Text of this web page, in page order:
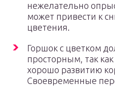
нежелательно
может привести к
цветения.
Горшок с цветком
просторным, так
хорошо развитию
Своевременные